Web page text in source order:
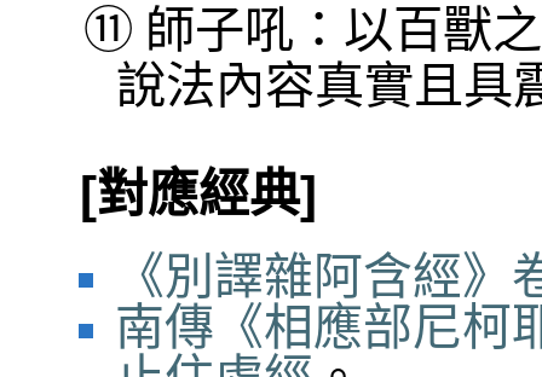
⑪ 師子吼：以百獸
說法內容真實且具
[對應經典]
《別譯雜阿含經》
南傳《相應部尼柯